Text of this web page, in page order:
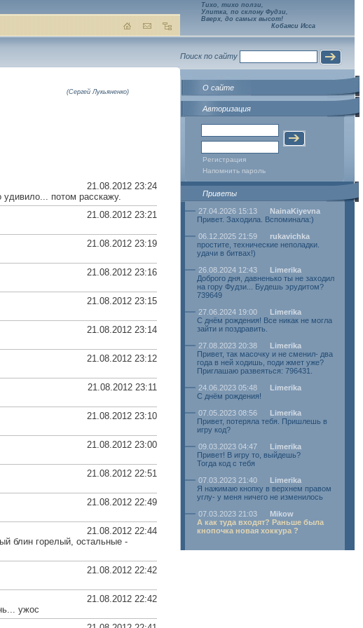
(Сергей Лукьяненко)
21.08.2012 23:24
удивило... потом расскажу.
21.08.2012 23:21
21.08.2012 23:19
21.08.2012 23:16
21.08.2012 23:15
21.08.2012 23:14
21.08.2012 23:12
21.08.2012 23:11
21.08.2012 23:10
21.08.2012 23:00
21.08.2012 22:51
21.08.2012 22:49
21.08.2012 22:44
блин горелый, остальные -
21.08.2012 22:42
21.08.2012 22:42
ужос
Тихо, тихо ползи,
Улитка, по склону Фудзи,
Вверх, до самых высот!
Кобаяси Исса
Поиск по сайту
О сайте
Авторизация
Регистрация
Напомнить пароль
Приветы
27.04.2026 15:13
NainaKiyevna
Привет. Заходила. Вспоминала:)
06.12.2025 21:59
rukavichka
простите, технические неполадки.
удачи в битвах!)
26.08.2024 12:43
Limerika
Доброго дня, давненько ты не заходил
на гору Фудзи... Будешь эрудитом?
739649
27.06.2024 19:00
Limerika
С днём рождения! Все никак не могла
зайти и поздравить.
27.08.2023 20:38
Limerika
Привет, так масочку и не сменил- два
года в ней ходишь, поди жмет уже?
Приглашаю развеяться: 796431.
24.06.2023 05:48
Limerika
С днём рождения!
07.05.2023 08:56
Limerika
Привет, потеряла тебя. Пришлешь в
игру код?
09.03.2023 04:47
Limerika
Привет! В игру то, выйдешь?
Тогда код с тебя
07.03.2023 21:40
Limerika
Я нажимаю кнопку в верхнем правом
углу- у меня ничего не изменилось
07.03.2023 21:03
Mikow
А как туда входят? Раньше была
кнопочка новая хоккура ?